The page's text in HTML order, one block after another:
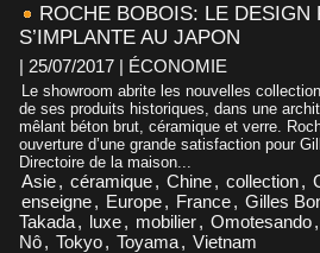
ROCHE BOBOIS: LE DESIGN
S’IMPLANTE AU JAPON
| 25/07/2017 | ÉCONOMIE
Le showroom abrite les nouvelles
de ses produits historiques, dans une
mêlant béton brut, céramique et verre.
ouverture d’une grande satisfaction pour
Directoire de la maison...
Asie, céramique, Chine, collection,
enseigne, Europe, France, Gilles
Takada, luxe, mobilier, Omotesando,
Nô, Tokyo, Toyama, Vietnam